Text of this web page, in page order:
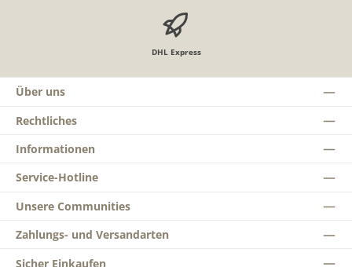
DHL Express
Über uns
Rechtliches
Informationen
Service-Hotline
Unsere Communities
Zahlungs- und Versandarten
Sicher Einkaufen